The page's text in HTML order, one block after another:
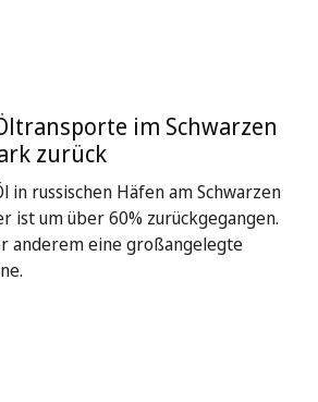
im Schwarzen
zurück
in russischen Häfen am Schwarzen
ist um über 60% zurückgegangen.
anderem eine großangelegte